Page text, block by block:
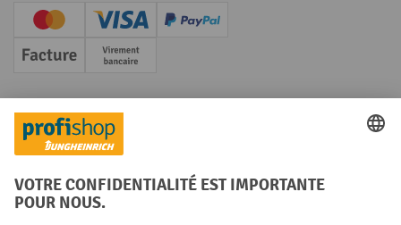
Creditcard (Master)Creditcard (Visa)
PayPal
Facture Paiement anticipé
Réseaux sociaux
Facebook
YouTube
LinkedInInstagram